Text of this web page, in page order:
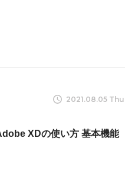
2021.08.05 Thu
XDの使い方 基本機能